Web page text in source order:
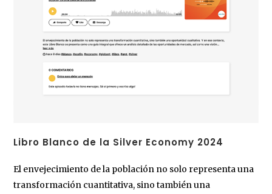
Libro Blanco de la Silver Economy 2024
El envejecimiento de la población no solo representa una
transformación cuantitativa, sino también una